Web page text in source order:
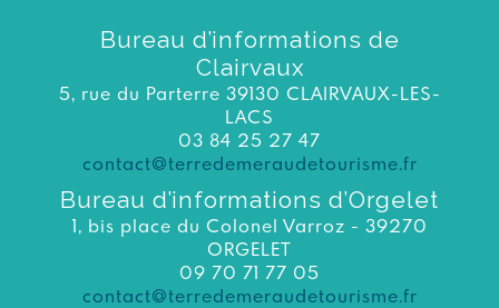
Bureau d’informations de
Clairvaux
5, rue du Parterre 39130 CLAIRVAUX-LES-
LACS
03 84 25 27 47
contact@terredemeraudetourisme.fr
Bureau d’informations d’Orgelet
1, bis place du Colonel Varroz - 39270
ORGELET
09 70 71 77 05
contact@terredemeraudetourisme.fr